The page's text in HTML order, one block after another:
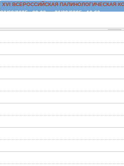
ХVI ВСЕРОССИЙСКАЯ ПАЛИНОЛОГИЧЕСКАЯ
22/09/2025 - 09:00по26/09/2025 - 18:00
29с4)